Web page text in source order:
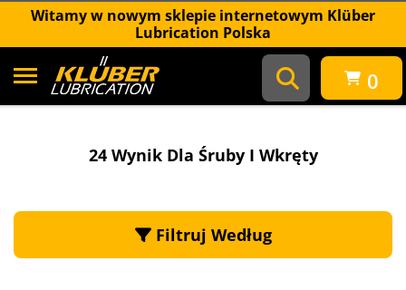
Witamy w nowym sklepie internetowym Klüber
Lubrication Polska
0
24 Wynik Dla Śruby I Wkręty
Filtruj Według